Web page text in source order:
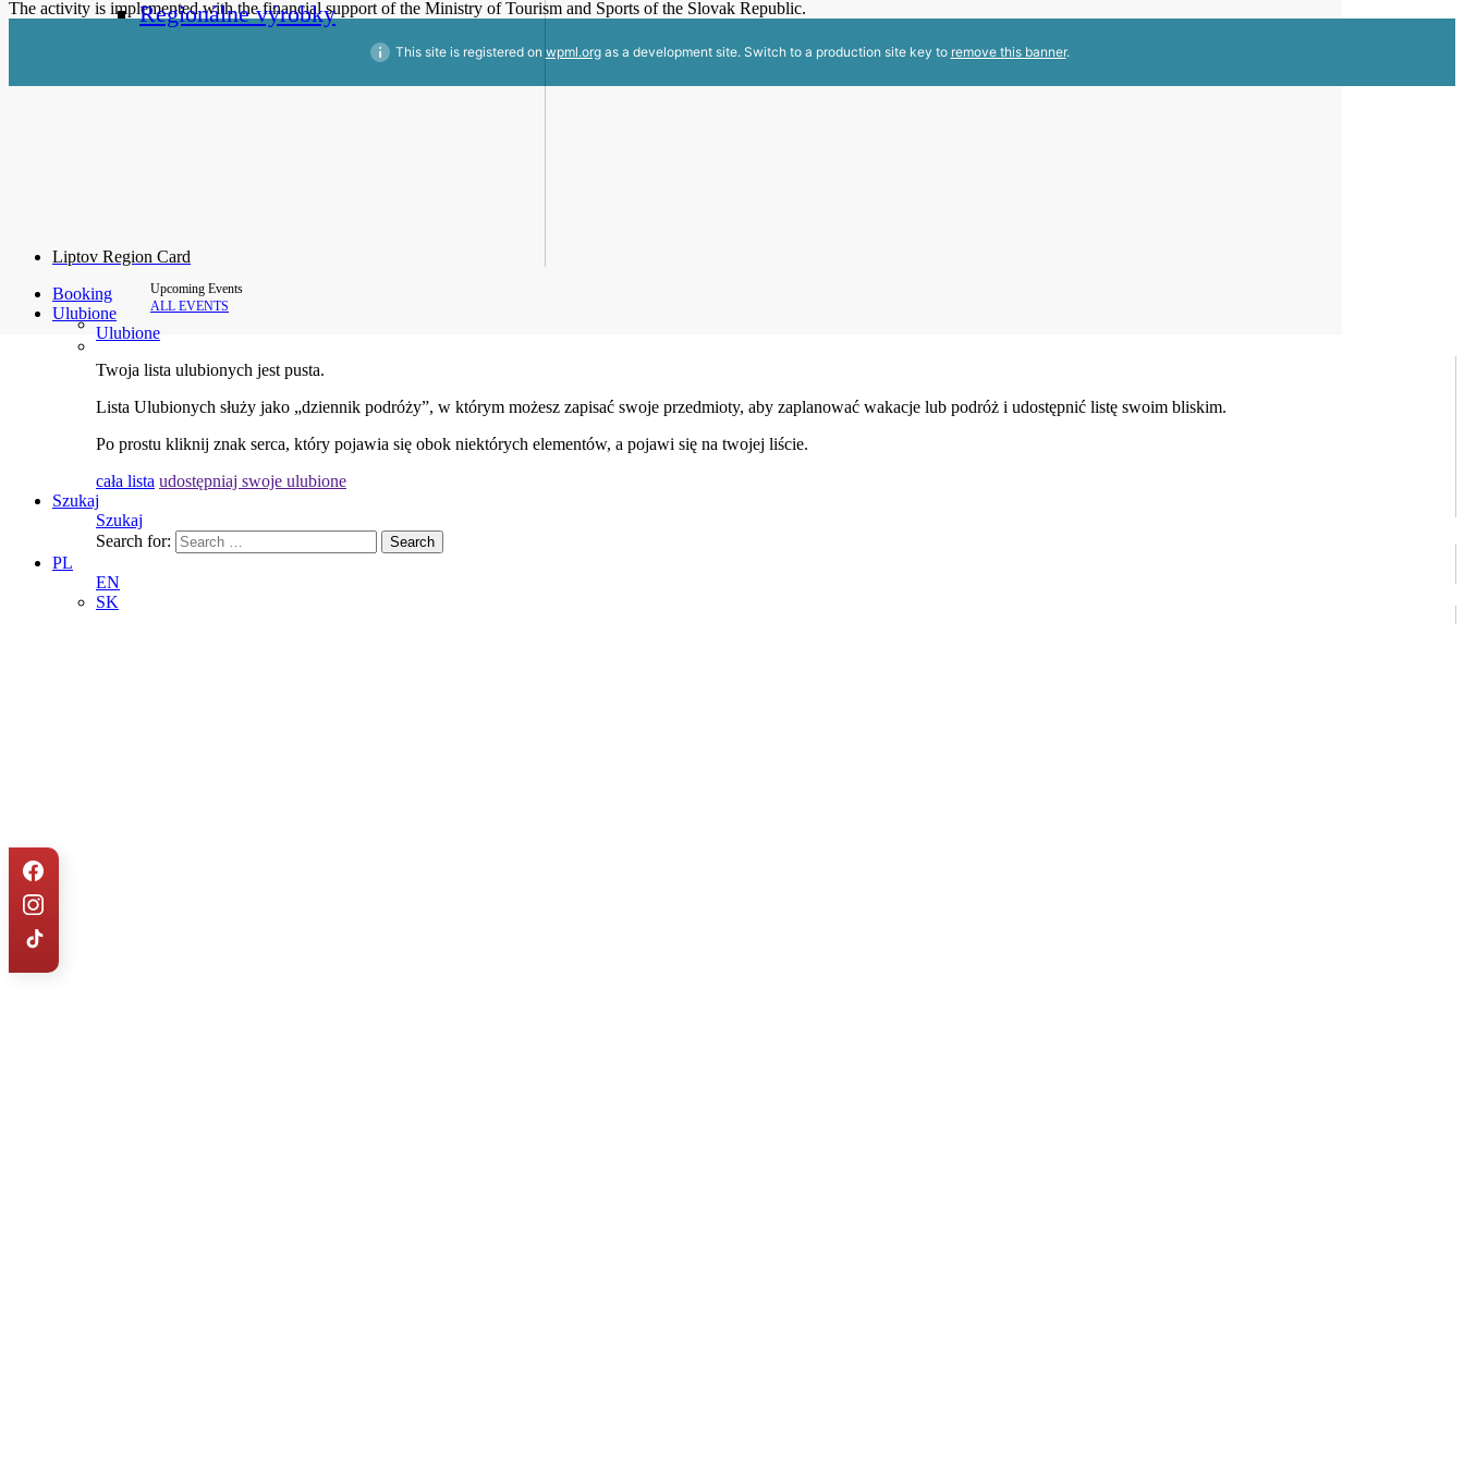
Regionálne výrobky
Upcoming Events
ALL EVENTS
Liptov Region Card
Booking
Ulubione
Ulubione
Twoja lista ulubionych jest pusta.
Lista Ulubionych służy jako „dziennik podróży”, w którym możesz zapisać swoje przedmioty, aby zaplanować wakacje lub podróż i udostępnić listę swoim bliskim.
Po prostu kliknij znak serca, który pojawia się obok niektórych elementów, a pojawi się na twojej liście.
cała lista udostępniaj swoje ulubione
Szukaj
Szukaj
Search for:
PL
EN
SK
The activity is implemented with the financial support of the Ministry of Tourism and Sports of the Slovak Republic.
This site is registered on wpml.orgas a development site. Switch to a production site key to remove this banner.